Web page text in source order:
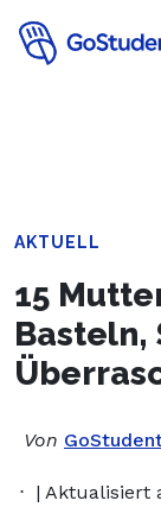
Verbessere
AKTUELL
15
Basteln,
Von
| Aktualisiert